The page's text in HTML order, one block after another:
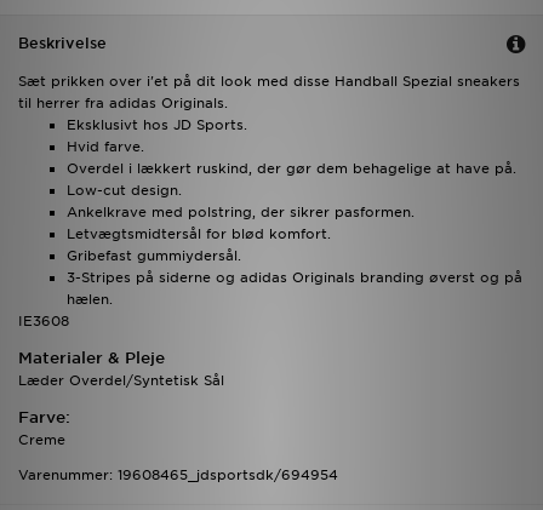
Beskrivelse
Sæt prikken over i'et på dit look med disse Handball Spezial sneakers
til herrer fra adidas Originals.
Eksklusivt hos JD Sports.
Hvid farve.
Overdel i lækkert ruskind, der gør dem behagelige at have på.
Low-cut design.
Ankelkrave med polstring, der sikrer pasformen.
Letvægtsmidtersål for blød komfort.
Gribefast gummiydersål.
3-Stripes på siderne og adidas Originals branding øverst og på
hælen.
IE3608
Materialer & Pleje
Læder Overdel/Syntetisk Sål
Farve:
Creme
Varenummer: 19608465_jdsportsdk/694954